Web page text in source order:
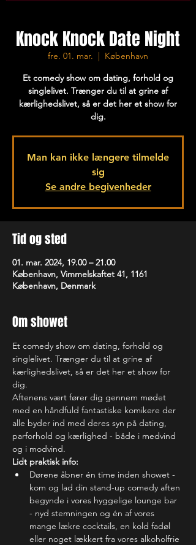
Knock Knock Date Night
fre. 01. mar.
  |
København
Et comedy show om dating, forhold og
singlelivet. Trænger du til at grine af
kærlighedslivet, så er det her et show for
dig.
Man kan ikke længere tilmelde
sig
Se andre begivenheder
Tid og sted
01. mar. 2024, 19.00 – 21.00
København, Vimmelskaftet 41, 1161
København, Denmark
Om showet
Et comedy show om dating, forhold og
singlelivet. Trænger du til at grine af
kærlighedslivet, så er det her et show for
dig.
Aftenens vært fører dig gennem mødet
med en håndfuld fantastiske komikere der
alle byder ind med deres syn på dating,
parforhold og kærlighed - både i medvind
og i modvind.
Lidt praktisk info:
Dørene åbner én time inden showet -
kom og lad din stand-up comedy aften
begynde i vores hyggelige lounge bar
- nyd stemningen og én af vores
mange lækre cocktails, en kold fadøl
eller noget lækkert fra vores alkoholfrie